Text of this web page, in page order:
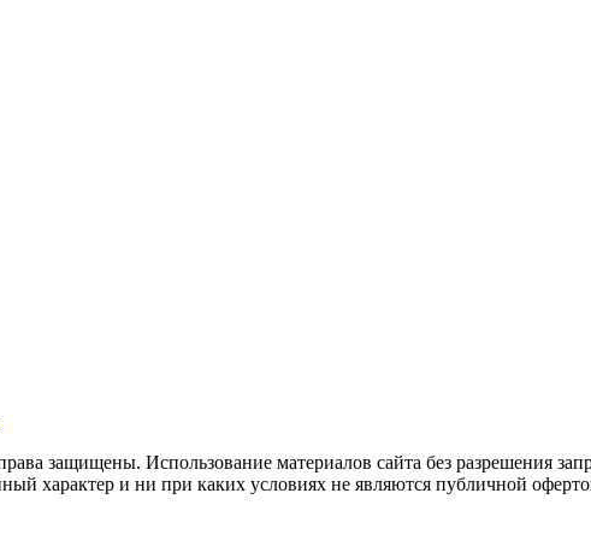
защищены. Использование материалов сайта без разрешения
характер и ни при каких условиях не являются публичной